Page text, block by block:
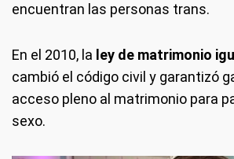
encuentran las personas trans.
En el 2010, la ley de matrimonio
cambió el código civil y garantizó
acceso pleno al matrimonio para
sexo.